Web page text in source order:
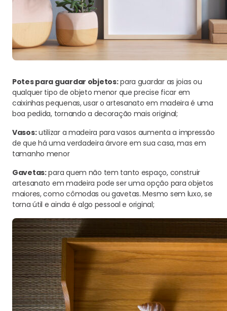
Potes para guardar objetos:para guardar as joias ou
qualquer tipo de objeto menor que precise ficar em
caixinhas pequenas, usar o artesanato em madeira é uma
boa pedida, tornando a decoração mais original;
Vasos:utilizar a madeira para vasos aumenta a impressão
de que há uma verdadeira árvore em sua casa, mas em
tamanho menor
Gavetas:para quem não tem tanto espaço, construir
artesanato em madeira pode ser uma opção para objetos
maiores, como cômodas ou gavetas. Mesmo sem luxo, se
torna útil e ainda é algo pessoal e original;